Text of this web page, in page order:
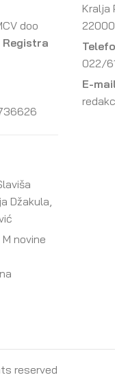
doo
Džakula,
novine
Kralja
022/
E-
reserved